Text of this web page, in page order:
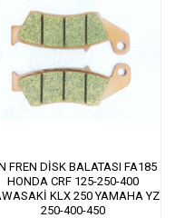
FREN DİSK BALATASI FA185
HONDA CRF 125-250-400
KLX 250 YAMAHA YZ
250-400-450